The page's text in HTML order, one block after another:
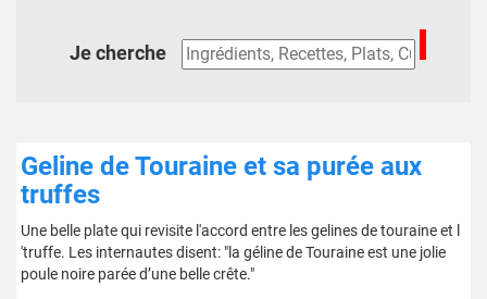
Je cherche
Geline de Touraine et sa purée aux
truffes
Une belle plate qui revisite l'accord entre les gelines de touraine et l
'truffe. Les internautes disent: "la géline de Touraine est une jolie
poule noire parée d’une belle crête."